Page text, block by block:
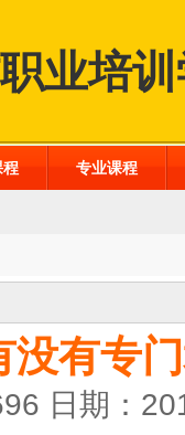
业培
程 专业课程
没有专
日期：